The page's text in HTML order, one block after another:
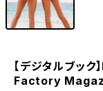
【デジタルブッ
Factory